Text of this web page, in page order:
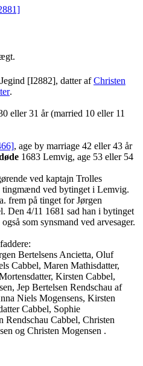
Bur‏‎ [I2881]
‎Anna Christensdatter Jegind‏‎ [I2882]‎, datter afChristen
‏.
eller 31 år (married 10 eller 11
[I2466], age by marriage 42 eller 43 år
‎1683 Lemvig‎, age 53 eller 54
ved kaptajn Trolles
tingmænd ved bytinget i Lemvig.
frem på tinget for Jørgen
Den 4/11 1681 sad han i bytinget
som synsmand ved arvesager.
Bertelsens Ancietta, Oluf
Cabbel, Maren Mathisdatter,
Kirsten Cabbel,
Jep Bertelsen Rendschau af
Niels Mogensens, Kirsten
Cabbel, Sophie
Rendschau Cabbel, Christen
og Christen Mogensen .